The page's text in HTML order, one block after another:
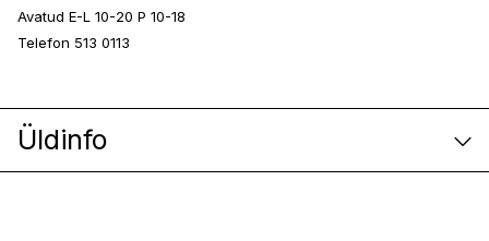
Avatud E-L 10-20 P 10-18
Telefon 513 0113
Üldinfo